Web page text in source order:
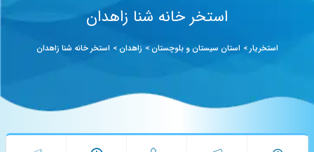
استخر خانه شنا زاهدان
استخریار> استان سیستان و بلوچستان> زاهدان> استخر خانه شنا زاهدان